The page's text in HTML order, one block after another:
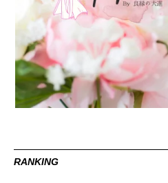
RANKING